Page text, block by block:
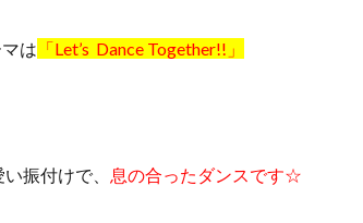
は 「Let’s Dance Together!!」
振付けで、 息の合ったダンスです☆